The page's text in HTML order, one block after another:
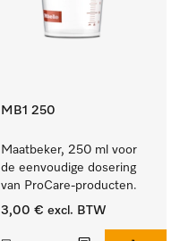
MB1 250
Maatbeker, 250 ml voor
de eenvoudige dosering
van ProCare-producten.
3,00 € excl. BTW